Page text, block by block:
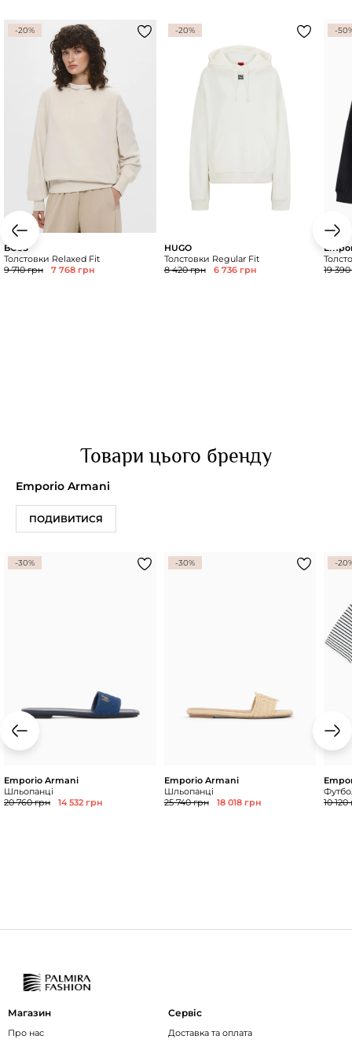
-20%
BOSS
Толстовки Relaxed Fit
9 710 грн
7 768 грн
-20%
HUGO
Толстовки Regular Fit
8 420 грн
6 736 грн
-
19
Товари цього бренду
Emporio Armani
ПОДИВИТИСЯ
-30%
Emporio Armani
Шльопанці
20 760 грн
14 532 грн
-30%
Emporio Armani
Шльопанці
25 740 грн
18 018 грн
-
10 120
Магазин
Про нас
Сервіс
Доставка та оплата